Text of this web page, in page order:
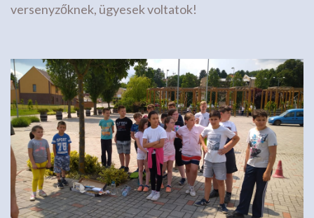
versenyzőknek, ügyesek voltatok!